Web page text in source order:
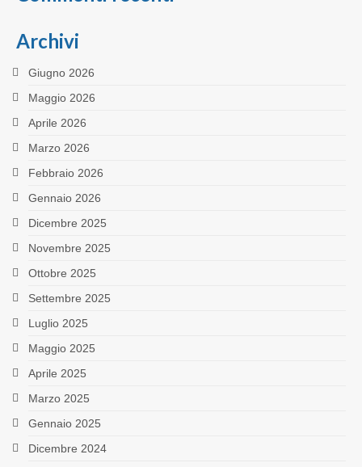
Archivi
Giugno 2026
Maggio 2026
Aprile 2026
Marzo 2026
Febbraio 2026
Gennaio 2026
Dicembre 2025
Novembre 2025
Ottobre 2025
Settembre 2025
Luglio 2025
Maggio 2025
Aprile 2025
Marzo 2025
Gennaio 2025
Dicembre 2024